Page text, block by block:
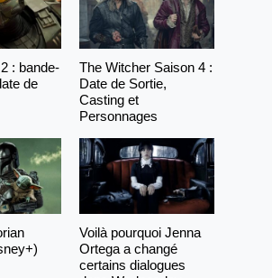
: bande-
de
The Witcher Saison 4 :
Date de Sortie,
Casting et
Personnages
Voilà pourquoi Jenna
Ortega a changé
certains dialogues